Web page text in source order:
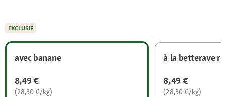
avec banane
8,49 €
(28,30 €/kg)
à la betterave
8,49 €
(28,30 €/kg)
EXCLUSIF